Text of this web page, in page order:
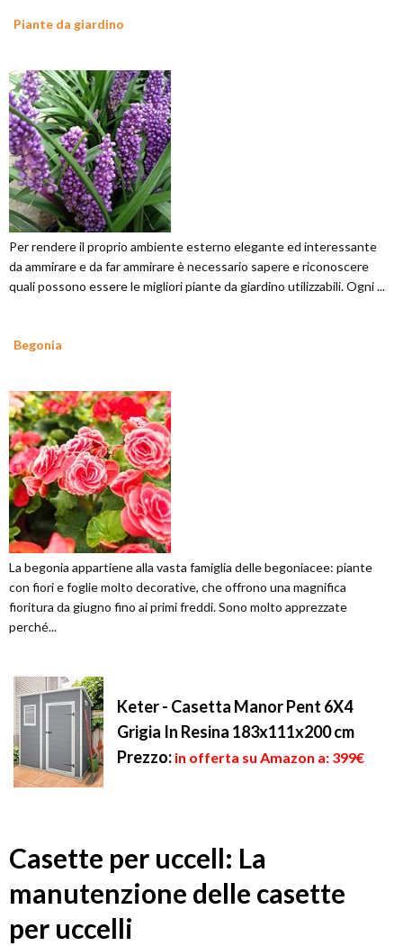
Piante da giardino
Per rendere il proprio ambiente esterno elegante ed interessante
da ammirare e da far ammirare è necessario sapere e riconoscere
quali possono essere le migliori piante da giardino utilizzabili. Ogni ...
Begonia
La begonia appartiene alla vasta famiglia delle begoniacee: piante
con fiori e foglie molto decorative, che offrono una magnifica
fioritura da giugno fino ai primi freddi. Sono molto apprezzate
perché...
Keter - Casetta Manor Pent 6X4
Grigia In Resina 183x111x200 cm
Prezzo: in offerta su Amazon a: 399€
Casette per uccell: La
manutenzione delle casette
per uccelli